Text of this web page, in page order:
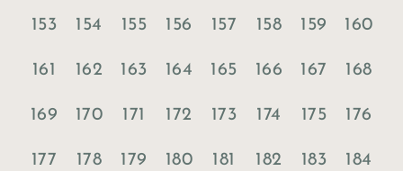
153 154 155 156 157 158 159 160
161 162 163 164 165 166 167 168
169 170 171 172 173 174 175 176
177 178 179 180 181 182 183 184